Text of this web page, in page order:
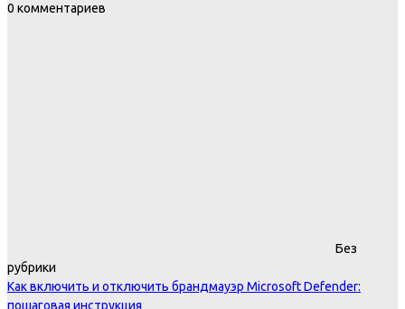
0 комментариев
Без
рубрики
Как включить и отключить брандмауэр Microsoft Defender:
пошаговая инструкция